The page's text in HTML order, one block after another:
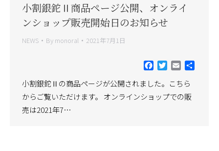
小割銀鉈Ⅱ商品ページ公開、オンライ
ンショップ販売開始日のお知らせ
NEWS By monoral 2021年7月1日
Facebook
Twitter
Email
小割銀鉈Ⅱの商品ページが公開されました。こちら
からご覧いただけます。 オンラインショップでの販
売は2021年7…